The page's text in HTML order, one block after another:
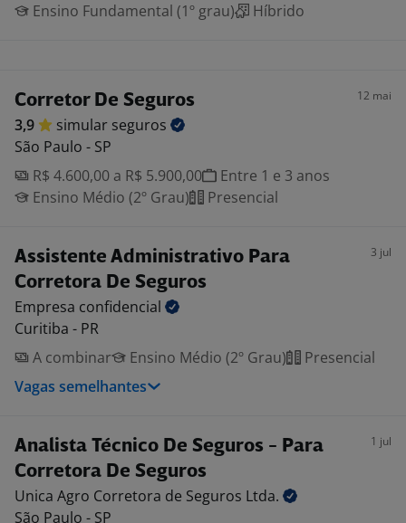
Ensino Fundamental (1º grau)
Híbrido
Corretor De Seguros 12 mai
3,9 simular seguros
São Paulo - SP
R$ 4.600,00 a R$ 5.900,00
Entre 1 e 3 anos
Ensino Médio (2º Grau)
Presencial
Assistente Administrativo Para
Corretora De Seguros
3 jul
Empresa confidencial
Curitiba - PR
A combinar
Ensino Médio (2º Grau)
Presencial
Vagas semelhantes
Analista Técnico De Seguros - Para
Corretora De Seguros
1 jul
Unica Agro Corretora de Seguros Ltda.
São Paulo - SP